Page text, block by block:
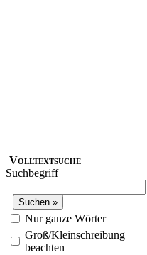
Volltextsuche
Suchbegriff
Nur ganze Wörter
Groß/Kleinschreibung
beachten